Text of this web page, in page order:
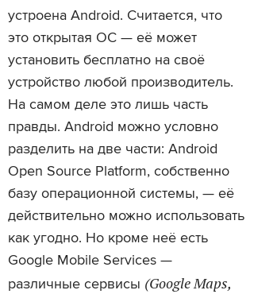
устроена Android. Считается, что
это открытая ОС — её может
установить бесплатно на своё
устройство любой производитель.
На самом деле это лишь часть
правды. Android можно условно
разделить на две части: Android
Open Source Platform, собственно
базу операционной системы, — её
действительно можно использовать
как угодно. Но кроме неё есть
Google Mobile Services —
различные сервисы (Google Maps,